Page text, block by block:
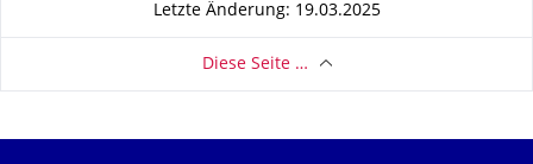
Letzte Änderung: 19.03.2025
Diese Seite …